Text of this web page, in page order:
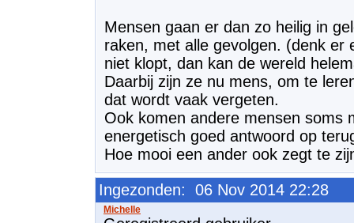
Mensen gaan er dan zo heilig in
raken, met alle gevolgen. (denk
niet klopt, dan kan de wereld
Daarbij zijn ze nu mens, om te
dat wordt vaak vergeten.
Ook komen andere mensen soms
energetisch goed antwoord op
Hoe mooi een ander ook zegt te
Ingezonden: 06 Nov 2014 22:28